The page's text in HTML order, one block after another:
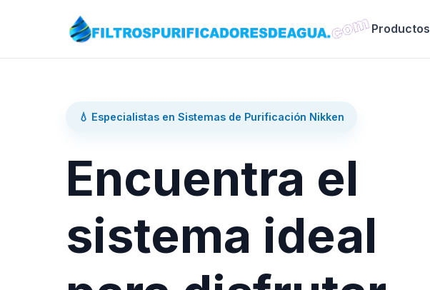
Productos
💧 Especialistas en Sistemas de Purificación Nikken
Encuentra el
sistema ideal